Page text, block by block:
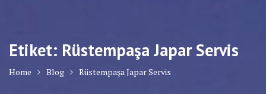
Etiket: Rüstempaşa Japar Servis
Home Blog Rüstempaşa Japar Servis